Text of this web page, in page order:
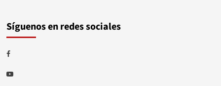
Síguenos en redes sociales
Facebook
Youtube